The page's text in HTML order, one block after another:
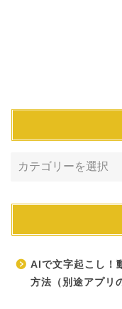
AIで文字起こし！
方法（別途アプリ